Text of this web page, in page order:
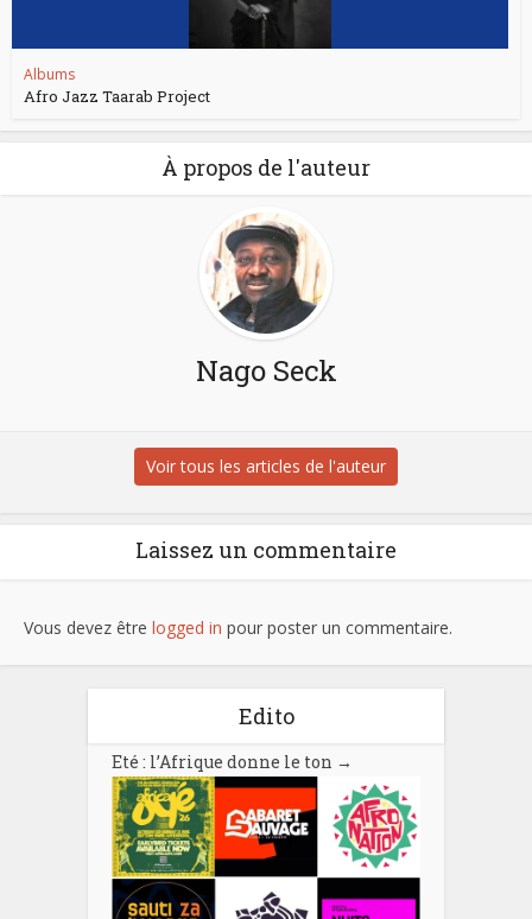
Albums
Afro Jazz Taarab Project
À propos de l'auteur
Nago Seck
Voir tous les articles de l'auteur
Laissez un commentaire
Vous devez être logged in pour poster un commentaire.
Edito
Eté : l’Afrique donne le ton →